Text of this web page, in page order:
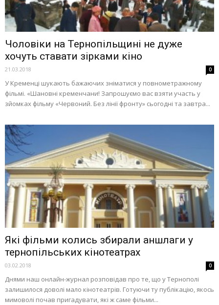
Чоловіки на Тернопільщині не дуже
хочуть ставати зірками кіно
21.03.2018 0
У Кременці шукають бажаючих зніматися у повнометражному
фільмі. «Шановні кременчани! Запрошуємо вас взяти участь у
зйомках фільму «Червоний. Без лінії фронту» сьогодні та завтра...
Які фільми колись збирали аншлаги у
тернопільських кінотеатрах
03.02.2018 0
Днями наш онлайн-журнал розповідав про те, що у Тернополі
залишилося доволі мало кінотеатрів. Готуючи ту публікацію, якось
мимоволі почав пригадувати, які ж саме фільми...